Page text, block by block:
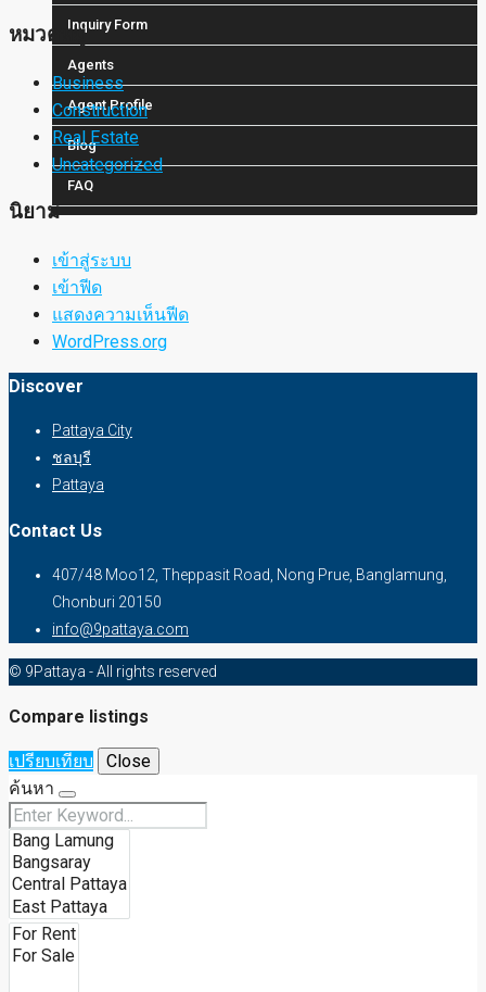
Inquiry Form
Agents
Agent Profile
Blog
FAQ
หมวดหมู่
Business
Construction
Real Estate
Uncategorized
นิยาม
เข้าสู่ระบบ
เข้าฟีด
แสดงความเห็นฟีด
WordPress.org
Discover
Pattaya City
ชลบุรี
Pattaya
Contact Us
407/48 Moo12, Theppasit Road, Nong Prue, Banglamung,
Chonburi 20150
info@9pattaya.com
© 9Pattaya - All rights reserved
Compare listings
เปรียบเทียบ
Close
ค้นหา